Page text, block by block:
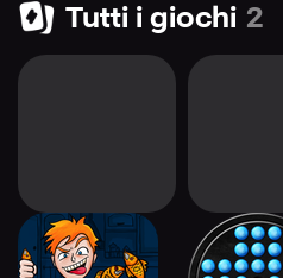
Tutti i giochi 2
Save The Fish
Peg